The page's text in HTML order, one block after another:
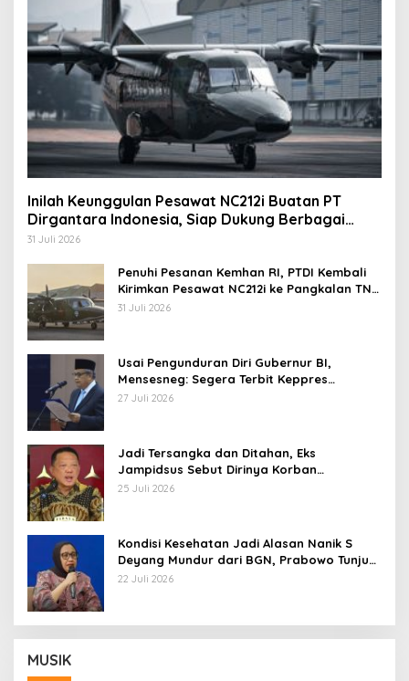
Inilah Keunggulan Pesawat NC212i Buatan PT
Dirgantara Indonesia, Siap Dukung Berbagai
Operasi TNI
31 Juli 2026
Penuhi Pesanan Kemhan RI, PTDI Kembali
Kirimkan Pesawat NC212i ke Pangkalan TNI
AU
31 Juli 2026
Usai Pengunduran Diri Gubernur BI,
Mensesneg: Segera Terbit Keppres
Pemberhentian dengan Hormat
27 Juli 2026
Jadi Tersangka dan Ditahan, Eks
Jampidsus Sebut Dirinya Korban
Kriminalisasi
25 Juli 2026
Kondisi Kesehatan Jadi Alasan Nanik S
Deyang Mundur dari BGN, Prabowo Tunjuk
Wamentan Sudaryono
22 Juli 2026
MUSIK